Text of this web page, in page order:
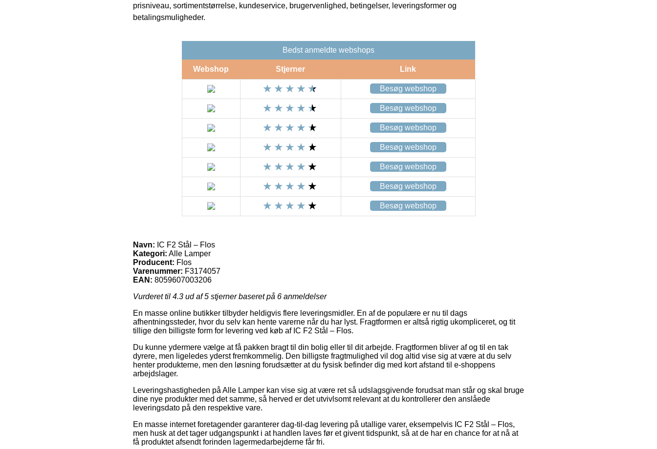
prisniveau, sortimentstørrelse, kundeservice, brugervenlighed, betingelser, leveringsformer og
betalingsmuligheder.
Bedst anmeldte webshops
Webshop Stjerner Link
Besøg webshop
Besøg webshop
Besøg webshop
Besøg webshop
Besøg webshop
Besøg webshop
Besøg webshop
Navn: IC F2 Stål – Flos
Kategori: Alle Lamper
Producent: Flos
Varenummer: F3174057
EAN: 8059607003206
Vurderet til 4.3 ud af 5 stjerner baseret på 6 anmeldelser
En masse online butikker tilbyder heldigvis flere leveringsmidler. En af de populære er nu til dags
afhentningssteder, hvor du selv kan hente varerne når du har lyst. Fragtformen er altså rigtig ukompliceret, og tit
tillige den billigste form for levering ved køb af IC F2 Stål – Flos.
Du kunne ydermere vælge at få pakken bragt til din bolig eller til dit arbejde. Fragtformen bliver af og til en tak
dyrere, men ligeledes yderst fremkommelig. Den billigste fragtmulighed vil dog altid vise sig at være at du selv
henter produkterne, men den løsning forudsætter at du fysisk befinder dig med kort afstand til e-shoppens
arbejdslager.
Leveringshastigheden på Alle Lamper kan vise sig at være ret så udslagsgivende forudsat man står og skal bruge
dine nye produkter med det samme, så herved er det utvivlsomt relevant at du kontrollerer den anslåede
leveringsdato på den respektive vare.
En masse internet foretagender garanterer dag-til-dag levering på utallige varer, eksempelvis IC F2 Stål – Flos,
men husk at det tager udgangspunkt i at handlen laves før et givent tidspunkt, så at de har en chance for at nå at
få produktet afsendt forinden lagermedarbejderne får fri.